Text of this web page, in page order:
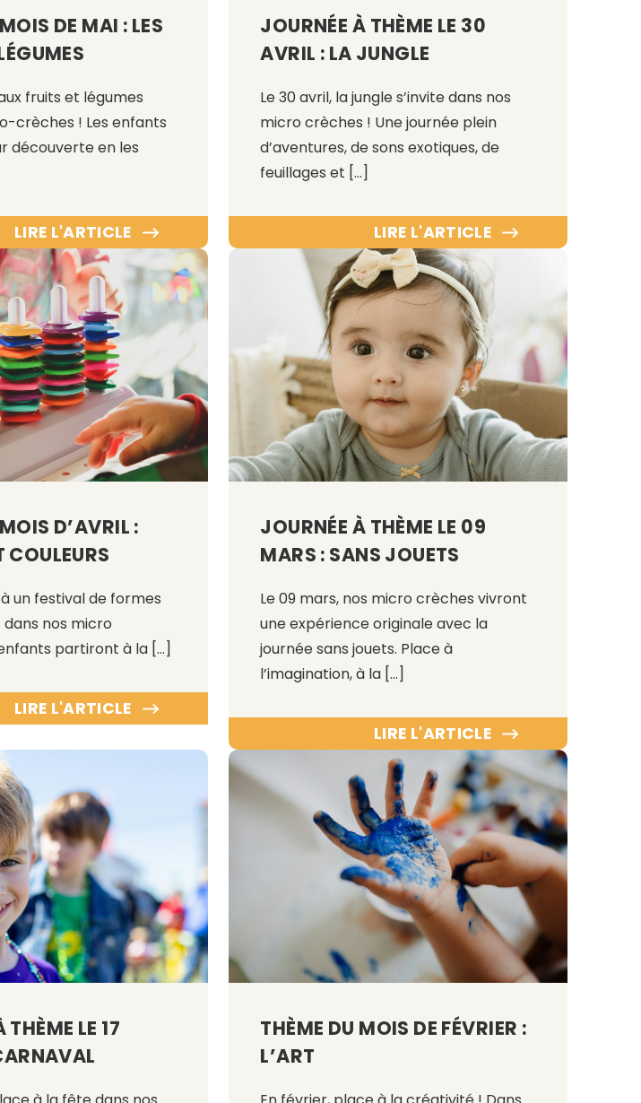
DE MAI : LES
fruits et légumes
crèches ! Les enfants
découverte en les
LIRE L'ARTICLE
JOURNÉE À THÈME LE 30
AVRIL : LA JUNGLE
Le 30 avril, la jungle s’invite dans nos
micro crèches ! Une journée plein
d’aventures, de sons exotiques, de
feuillages et […]
LIRE L'ARTICLE
D’AVRIL :
COULEURS
un festival de formes
nos micro
partiront à la […]
LIRE L'ARTICLE
JOURNÉE À THÈME LE 09
MARS : SANS JOUETS
Le 09 mars, nos micro crèches vivront
une expérience originale avec la
journée sans jouets. Place à
l’imagination, à la […]
LIRE L'ARTICLE
LE 17
THÈME DU MOIS DE FÉVRIER :
L’ART